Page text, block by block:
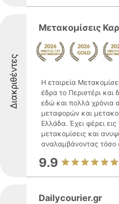
Διακριθέντες
Μετακομίσεις
Η εταιρεία
έδρα το Περιστέρι και
εδώ και πολλά χρόνια
μεταφορών και
Ελλάδα. Έχει φέρει εις
μετακομίσεις και
αναλαμβάνοντας τόσο
9.9
Dailycourier.gr